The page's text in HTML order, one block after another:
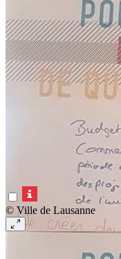
© Ville de Lausanne